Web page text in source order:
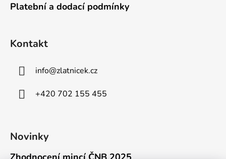
Platební a dodací podmínky
Kontakt
info@zlatnicek.cz
+420 702 155 455
Novinky